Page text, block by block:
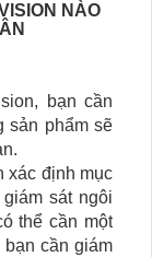
NÀO
bạn cần
sản phẩm sẽ
xác định mục
sát ngôi
thể cần một
bạn cần giám